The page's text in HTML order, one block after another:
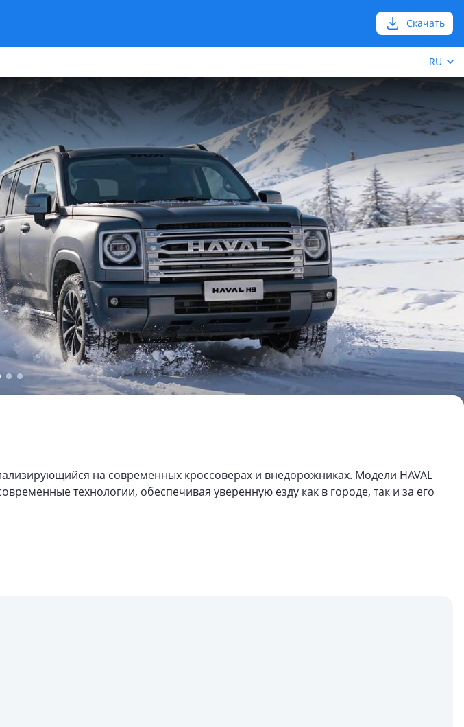
Скачать
RU
на современных кроссоверах и внедорожниках. Модели HAVAL
технологии, обеспечивая уверенную езду как в городе, так и за его